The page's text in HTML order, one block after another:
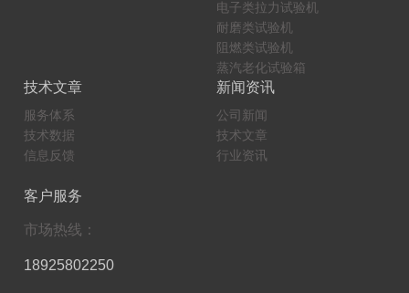
电子类拉力试验机
耐磨类试验机
阻燃类试验机
蒸汽老化试验箱
技术文章
服务体系
技术数据
信息反馈
新闻资讯
公司新闻
技术文章
行业资讯
客户服务
市场热线：
18925802250